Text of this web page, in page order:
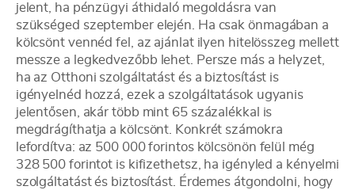
jelent, ha pénzügyi áthidaló megoldásra van
szükséged szeptember elején. Ha csak önmagában a
kölcsönt vennéd fel, az ajánlat ilyen hitelösszeg mellett
messze a legkedvezőbb lehet. Persze más a helyzet,
ha az Otthoni szolgáltatást és a biztosítást is
igényelnéd hozzá, ezek a szolgáltatások ugyanis
jelentősen, akár több mint 65 százalékkal is
megdrágíthatja a kölcsönt. Konkrét számokra
lefordítva: az 500 000 forintos kölcsönön felül még
328 500 forintot is kifizethetsz, ha igényled a kényelmi
szolgáltatást és biztosítást. Érdemes átgondolni, hogy